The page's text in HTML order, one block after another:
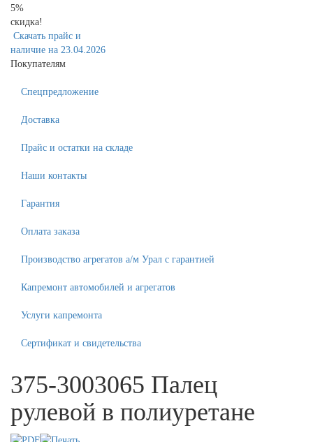
5%
скидка!
Скачать прайс и
наличие на 23.04.2026
Покупателям
Спецпредложение
Доставка
Прайс и остатки на складе
Наши контакты
Гарантия
Оплата заказа
Производство агрегатов а/м Урал с гарантией
Капремонт автомобилей и агрегатов
Услуги капремонта
Сертификат и свидетельства
375-3003065 Палец
рулевой в полиуретане